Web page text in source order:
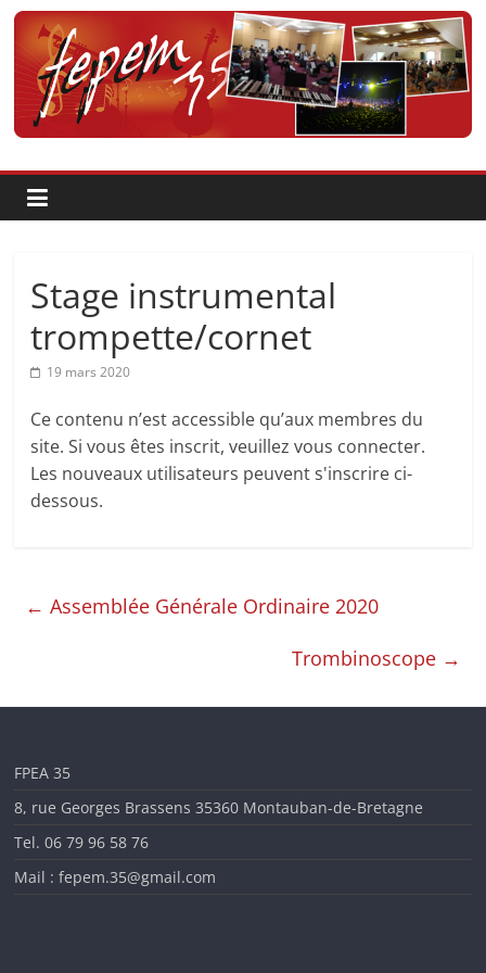
Passer
contenu
Fédération
pour
la
Pratique
et
l'Enseignement
Artistique
en
Ille-
Vilaine
Stage instrumental
trompette/cornet
19 mars 2020
Ce contenu n’est accessible qu’aux membres du
site. Si vous êtes inscrit, veuillez vous connecter.
Les nouveaux utilisateurs peuvent s'inscrire ci-
dessous.
← Assemblée Générale Ordinaire 2020
Trombinoscope →
FPEA 35
8, rue Georges Brassens 35360 Montauban-de-Bretagne
Tel. 06 79 96 58 76
Mail : fepem.35@gmail.com